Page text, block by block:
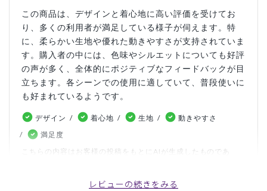
この商品は、デザインと着心地に高い評価を受けてお
り、多くの利用者が満足している様子が伺えます。特
に、柔らかい生地や優れた動きやすさが支持されていま
す。購入者の中には、色味やシルエットについても好評
の声が多く、全体的にポジティブなフィードバックが目
立ちます。各シーンでの使用に適していて、普段使いに
も好まれているようです。
デザイン 着心地 生地
動きやすさ
満足度
こちらの内容はお客様の投稿をもとにAIが生成したものであ
レビューの続きをみる